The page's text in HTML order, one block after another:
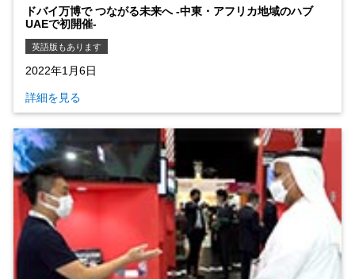
ドバイ万博で つながる未来へ ‐中東・アフリカ地域のハブ
UAEで初開催‐
英語版もあります
2022年1月6日
詳細を見る